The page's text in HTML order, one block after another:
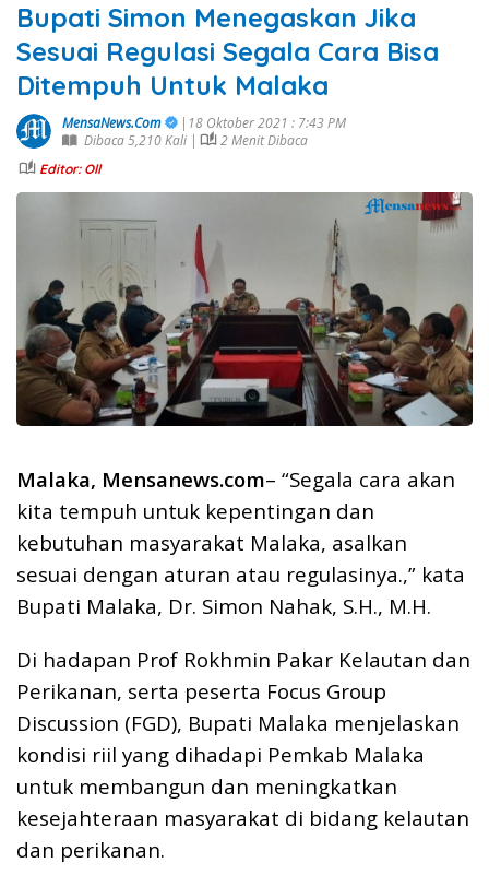
Bupati Simon Menegaskan Jika
Sesuai Regulasi Segala Cara Bisa
Ditempuh Untuk Malaka
MensaNews.Com
|18 Oktober 2021 : 7:43 PM
Dibaca 5,210 Kali |
2 Menit Dibaca
Editor: Oll
Malaka, Mensanews.com– “Segala cara akan
kita tempuh untuk kepentingan dan
kebutuhan masyarakat Malaka, asalkan
sesuai dengan aturan atau regulasinya.,” kata
Bupati Malaka, Dr. Simon Nahak, S.H., M.H.
Di hadapan Prof Rokhmin Pakar Kelautan dan
Perikanan, serta peserta Focus Group
Discussion (FGD), Bupati Malaka menjelaskan
kondisi riil yang dihadapi Pemkab Malaka
untuk membangun dan meningkatkan
kesejahteraan masyarakat di bidang kelautan
dan perikanan.